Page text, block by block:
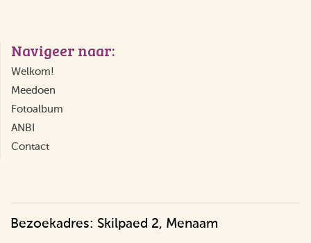
Navigeer naar:
Welkom!
Meedoen
Fotoalbum
ANBI
Contact
Bezoekadres: Skilpaed 2, Menaam